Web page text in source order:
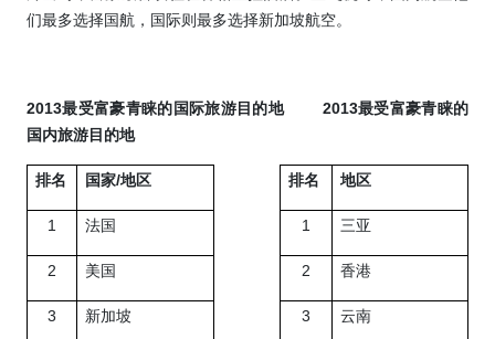
们最多选择国航，国际则最多选择新加坡航空。
2013最受富豪青睐的国际旅游目的地 2013最受富豪青睐的
国内旅游目的地
排名 国家/地区 排名 地区
1 法国 1 三亚
2 美国 2 香港
3 新加坡 3 云南